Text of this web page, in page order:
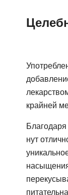
крайней
нут